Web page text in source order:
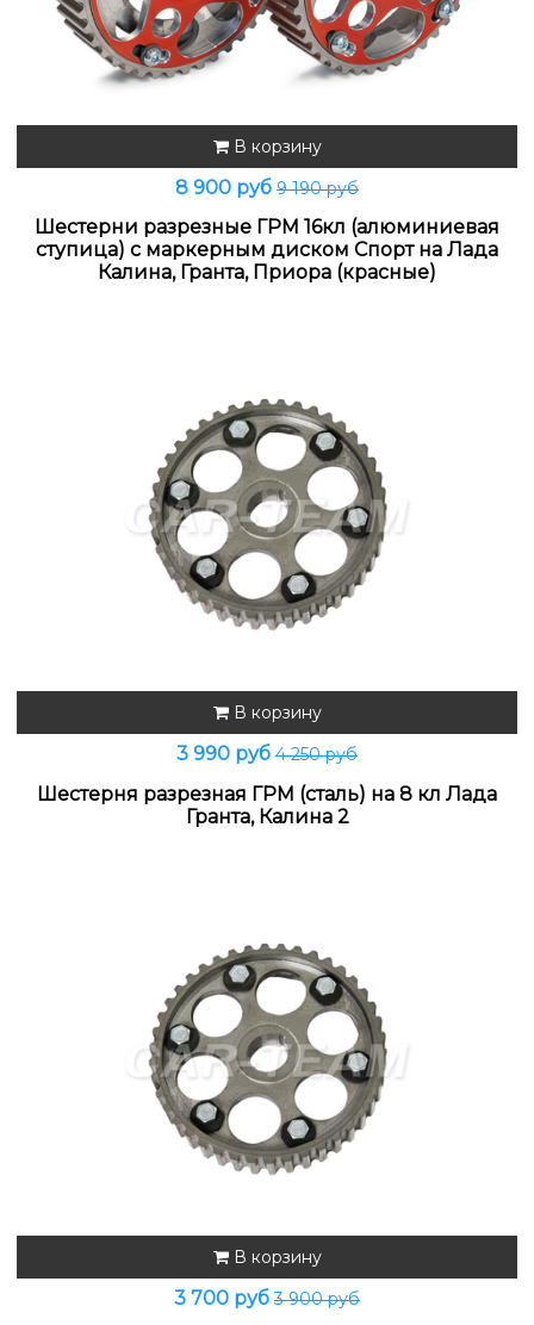
В корзину
8 900 руб 9 190 руб
Шестерни разрезные ГРМ 16кл (алюминиевая
ступица) с маркерным диском Спорт на Лада
Калина, Гранта, Приора (красные)
В корзину
3 990 руб 4 250 руб
Шестерня разрезная ГРМ (сталь) на 8 кл Лада
Гранта, Калина 2
В корзину
3 700 руб3 900 руб